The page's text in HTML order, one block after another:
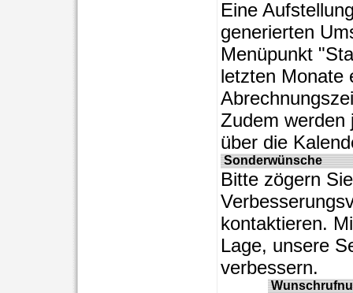
Eine
generierten
Menüpunkt
letzten Monate
Zudem werden
über die
Sonderwünsche
Bitte zögern
kontaktieren.
Lage, unsere
verbessern.